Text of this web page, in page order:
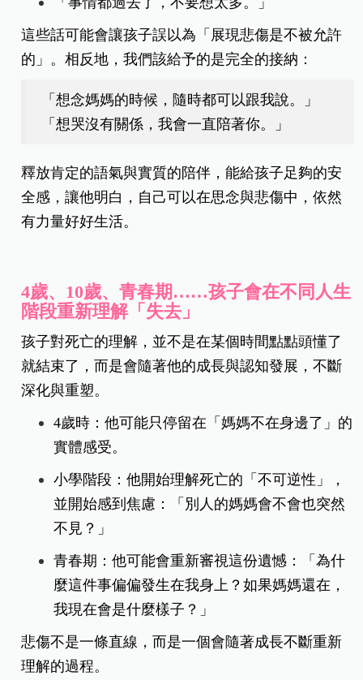
這些話可能會讓孩子誤以為「展現悲傷是不被允許
的」。相反地，我們該給予的是完全的接納：
「想念媽媽的時候，隨時都可以跟我說。」
「想哭沒有關係，我會一直陪著你。」
釋放肯定的語氣與實質的陪伴，能給孩子足夠的安
全感，讓他明白，自己可以在思念與悲傷中，依然
有力量好好生活。
4歲、10歲、青春期……孩子會在不同人生
階段重新理解「失去」
孩子對死亡的理解，並不是在某個時間點點頭懂了
就結束了，而是會隨著他的成長與認知發展，不斷
深化與重塑。
4歲時：他可能只停留在「媽媽不在身邊了」的
實體感受。
小學階段：他開始理解死亡的「不可逆性」，
並開始感到焦慮：「別人的媽媽會不會也突然
不見？」
青春期：他可能會重新審視這份遺憾：「為什
麼這件事偏偏發生在我身上？如果媽媽還在，
我現在會是什麼樣子？」
悲傷不是一條直線，而是一個會隨著成長不斷重新
理解的過程。